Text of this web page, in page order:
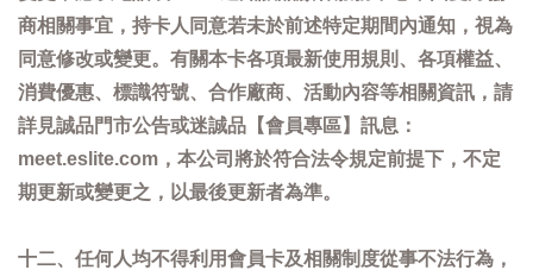
商相關事宜，持卡人同意若未於前述特定期間內通知，視為
同意修改或變更。有關本卡各項最新使用規則、各項權益、
消費優惠、標識符號、合作廠商、活動內容等相關資訊，請
詳見誠品門市公告或迷誠品【會員專區】訊息：
meet.eslite.com，本公司將於符合法令規定前提下，不定
期更新或變更之，以最後更新者為準。
十二、任何人均不得利用會員卡及相關制度從事不法行為，